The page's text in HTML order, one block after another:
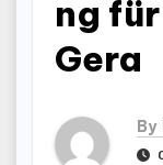
ng
Gera
By